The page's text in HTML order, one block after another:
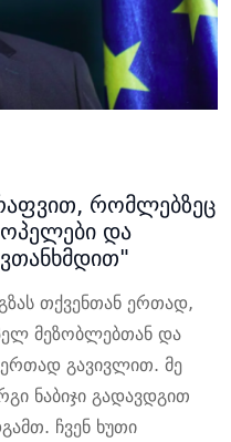
რომლებზეც
და
თქვენთან ერთად,
მეზობლებთან და
ერთად გავივლით. მე
ნაბიჯი გადავდგით
ჩვენ ხუთი